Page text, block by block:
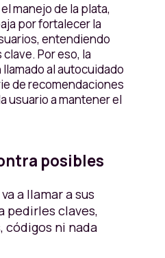
manejo de la plata,
por fortalecer la
entendiendo
Por eso, la
al autocuidado
de recomendaciones
usuario a mantener el
posibles
a llamar a sus
pedirles claves,
códigos ni nada